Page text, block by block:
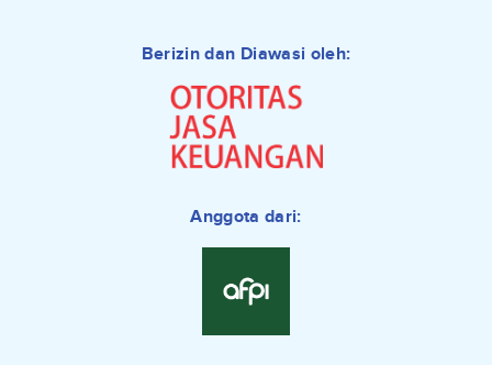
Berizin dan Diawasi oleh:
Anggota dari: